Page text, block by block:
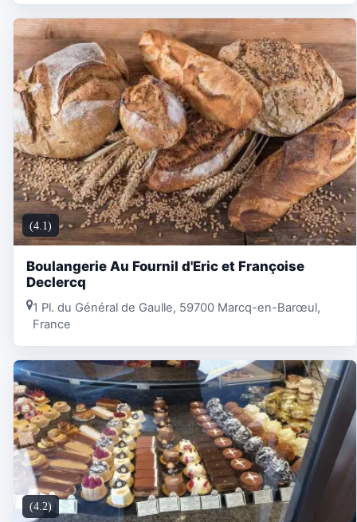
(4.1)
Boulangerie Au Fournil d'Eric et Françoise
Declercq
1 Pl. du Général de Gaulle, 59700 Marcq-en-Barœul,
France
(4.2)